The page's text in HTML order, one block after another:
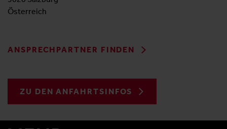
Österreich
ANSPRECHPARTNER FINDEN
ZU DEN ANFAHRTSINFOS